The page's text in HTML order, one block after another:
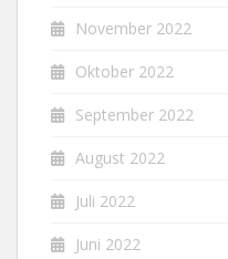
November 2022
Oktober 2022
September 2022
August 2022
Juli 2022
Juni 2022